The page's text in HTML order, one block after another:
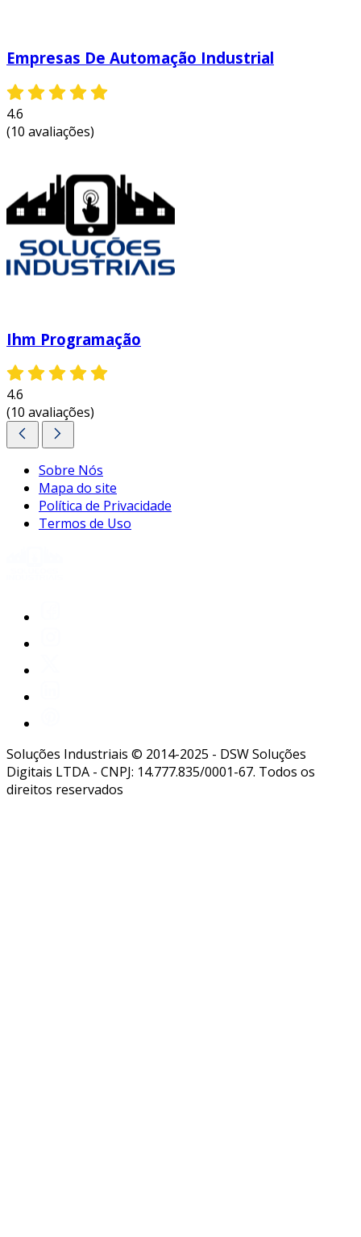
Empresas De Automação Industrial
4.6
(10 avaliações)
Ihm Programação
4.6
(10 avaliações)
Sobre Nós
Mapa do site
Política de Privacidade
Termos de Uso
Soluções Industriais © 2014-2025 - DSW Soluções
Digitais LTDA - CNPJ: 14.777.835/0001-67. Todos os
direitos reservados